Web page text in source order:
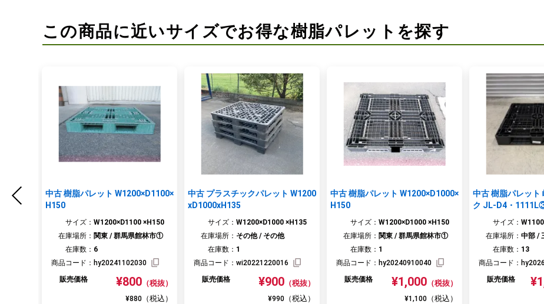
この商品に近いサイズでお得な樹脂パレットを探す
中古 樹脂パレット W1200×D1100×
H150
サイズ： W1200×D1100 ×H150
在庫場所： 関東 / 群馬県館林市①
在庫数： 6
商品コード： hy20241102030
販売価格
¥800 （税抜）
¥880 （税込）
中古 プラスチックパレット W1200
xD1000xH135
サイズ： W1200×D1000 ×H135
在庫場所： その他 / その他
在庫数： 1
商品コード： wi20221220016
販売価格
¥900 （税抜）
¥990 （税込）
中古 樹脂パレット W1200×D1000×
H150
サイズ： W1200×D1000 ×H150
在庫場所： 関東 / 群馬県館林市①
在庫数： 1
商品コード： hy20240910040
販売価格
¥1,000 （税抜）
¥1,100 （税込）
中古 樹脂パレット
ク JL-D4・
サイズ：
在庫場所： 中部 /
在庫数： 13
商品コード：
販売価格
お買い物を続ける お見積りに進む
閉じる